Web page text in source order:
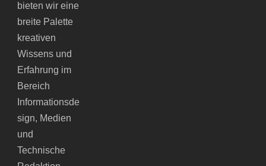
bieten wir eine
breite Palette
kreativen
Wissens und
Erfahrung im
Bereich
Informationsde
sign, Medien
und
Technische